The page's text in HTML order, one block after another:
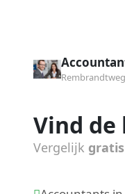
Vind
Vergelijk gratis